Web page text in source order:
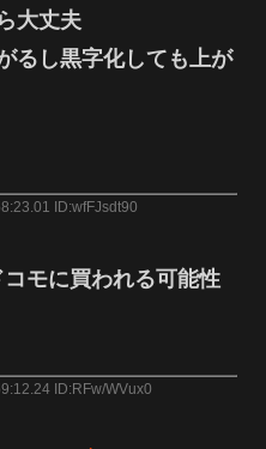
大丈夫
るし黒字化しても上が
ID:wfFJsdt90
モに買われる可能性
ID:RFw/WVux0